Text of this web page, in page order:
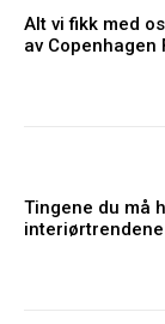
Alt vi fikk med
av Copenhagen
Tingene du må